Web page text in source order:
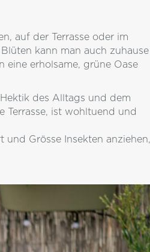
auf der Terrasse oder im
kann man auch zuhause
eine erholsame, grüne Oase
des Alltags und dem
Terrasse, ist wohltuend und
Grösse Insekten anziehen,